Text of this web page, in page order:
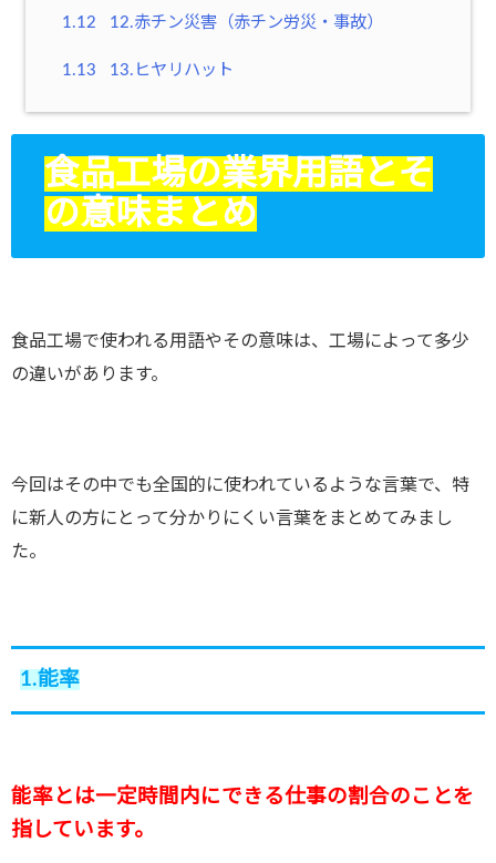
1.12 12.赤チン災害（赤チン労災・事故）
1.13 13.ヒヤリハット
食品工場の業界用語とそ
の意味まとめ
食品工場で使われる用語やその意味は、工場によって多少
の違いがあります。
今回はその中でも全国的に使われているような言葉で、特
に新人の方にとって分かりにくい言葉をまとめてみまし
た。
1.能率
能率とは一定時間内にできる仕事の割合のことを
指しています。